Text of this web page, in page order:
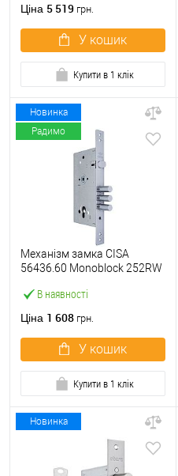
Ціна 5 519 грн.
У кошик
Купити в 1 клік
Новинка
Радимо
В наявності
Механізм замка CISA
56436.60 Monoblock 252RW
Ціна 1 608 грн.
У кошик
Купити в 1 клік
Новинка